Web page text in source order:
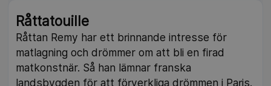
Råttatouille
Råttan Remy har ett brinnande intresse för
matlagning och drömmer om att bli en firad
matkonstnär. Så han lämnar franska
landsbygden för att förverkliga drömmen i Paris.